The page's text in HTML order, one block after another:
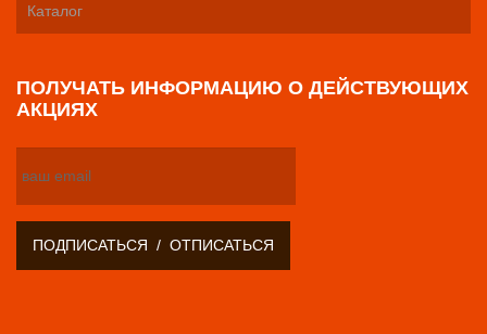
Каталог
ПОЛУЧАТЬ ИНФОРМАЦИЮ О ДЕЙСТВУЮЩИХ
АКЦИЯХ